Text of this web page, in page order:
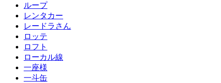
ループ
レンタカー
レードラさん
ロッテ
ロフト
ローカル線
一座様
一斗缶